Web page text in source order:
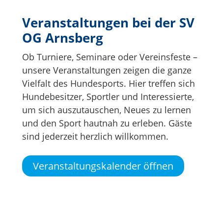
Veranstaltungen bei der SV
OG Arnsberg
Ob Turniere, Seminare oder Vereinsfeste –
unsere Veranstaltungen zeigen die ganze
Vielfalt des Hundesports. Hier treffen sich
Hundebesitzer, Sportler und Interessierte,
um sich auszutauschen, Neues zu lernen
und den Sport hautnah zu erleben. Gäste
sind jederzeit herzlich willkommen.
Veranstaltungskalender öffnen